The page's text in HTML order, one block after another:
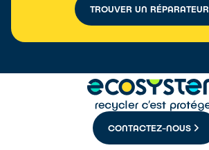
TROUVER UN RÉPARATEUR
CONTACTEZ-NOUS